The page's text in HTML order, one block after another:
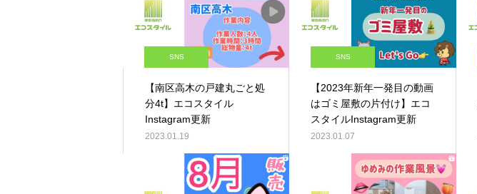
SNS
【南区高木の戸建丸ごと処
分4t】エコスタイル
Instagram更新
2023.01.19
SNS
【2023年新年一発目の動画
はゴミ屋敷の片付け】エコ
スタイルInstagram更新
2023.01.07